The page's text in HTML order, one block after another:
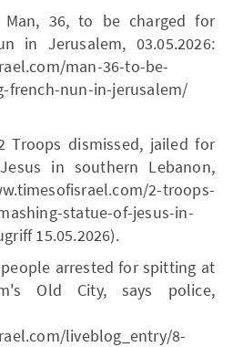
36, to be charged for
in Jerusalem, 03.05.2026:
man-36-to-be-
french-nun-in-jerusalem/
Troops dismissed, jailed for
in southern Lebanon,
2-troops-
statue-of-jesus-in-
15.05.2026).
arrested for spitting at
Old City, says police,
liveblog_entry/8-